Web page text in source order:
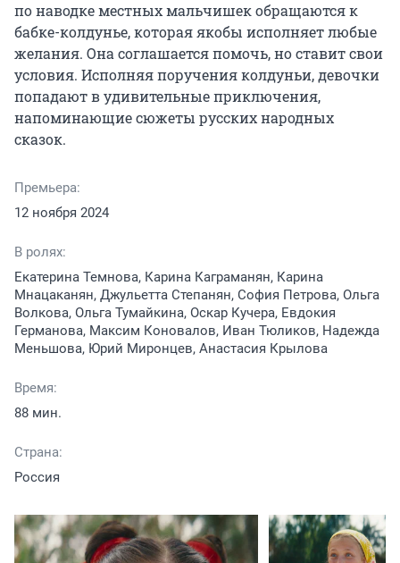
по наводке местных мальчишек обращаются к
бабке-колдунье, которая якобы исполняет любые
желания. Она соглашается помочь, но ставит свои
условия. Исполняя поручения колдуньи, девочки
попадают в удивительные приключения,
напоминающие сюжеты русских народных
сказок.
Премьера:
12 ноября 2024
В ролях:
Екатерина Темнова, Карина Каграманян, Карина
Мнацаканян, Джульетта Степанян, София Петрова, Ольга
Волкова, Ольга Тумайкина, Оскар Кучера, Евдокия
Германова, Максим Коновалов, Иван Тюликов, Надежда
Меньшова, Юрий Миронцев, Анастасия Крылова
Время:
88 мин.
Страна:
Россия